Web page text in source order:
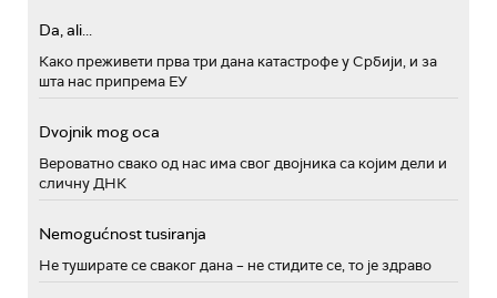
Da, ali...
Како преживети прва три дана катастрофе у Србији, и за
шта нас припрема ЕУ
Dvojnik mog oca
Вероватно свако од нас има свог двојника са којим дели и
сличну ДНК
Nemogućnost tusiranja
Не туширате се сваког дана – не стидите се, то је здраво